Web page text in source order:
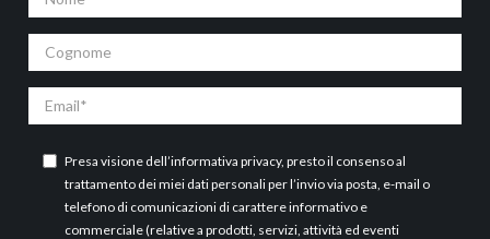
Cognome
Email
Presa visione dell’informativa privacy, presto il consenso al
trattamento dei miei dati personali per l’invio via posta, e-mail o
telefono di comunicazioni di carattere informativo e
commerciale (relative a prodotti, servizi, attività ed eventi